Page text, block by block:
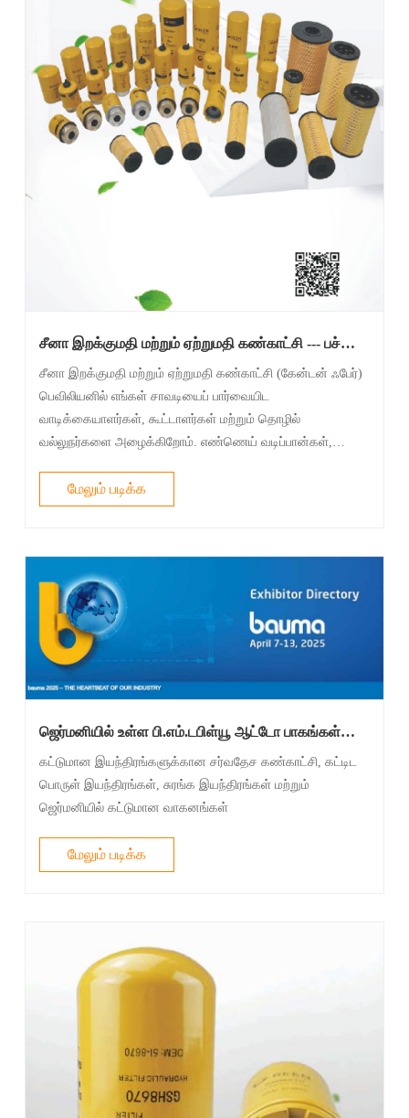
சீனா இறக்குமதி மற்றும் ஏற்றுமதி கண்காட்சி --- பச்சை-
சீனா இறக்குமதி மற்றும் ஏற்றுமதி கண்காட்சி (கேன்டன் ஃபேர்)
பெவிலியனில் எங்கள் சாவடியைப் பார்வையிட
வாடிக்கையாளர்கள், கூட்டாளர்கள் மற்றும் தொழில்
வல்லுநர்களை அழைக்கிறோம். எண்ணெய் வடிப்பான்கள்,
எங்கள் சமீபத்திய கண்டுபிடிப்புகளைப் பற்றி அறிந்து கொ......
மேலும் படிக்க
ஜெர்மனியில் உள்ள பி.எம்.டபிள்யூ ஆட்டோ பாகங்கள்
உங்களை மனதார அழைக்கிறோம்
கட்டுமான இயந்திரங்களுக்கான சர்வதேச கண்காட்சி, கட்டிட
பொருள் இயந்திரங்கள், சுரங்க இயந்திரங்கள் மற்றும்
ஜெர்மனியில் கட்டுமான வாகனங்கள்
மேலும் படிக்க